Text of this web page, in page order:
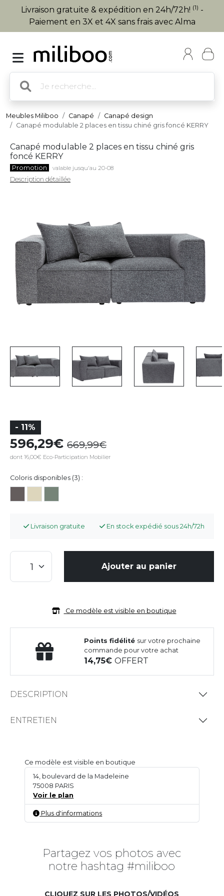
Livraison gratuite & expédition en 24h/72h! (1) -
Paiement en 3X et 4X sans frais avec Alma
Meubles Miliboo Canapé
Canapé design
Canapé modulable 2 places en tissu chiné gris foncé KERRY
Canapé modulable 2 places en tissu chiné gris
foncé KERRY
Promotion valable jusqu'au 20-08
Description détaillée
- 11%
596,29 669,99
dont 16,00€ Eco-Participation Mobilier
Coloris disponibles (3) :
Livraison gratuite En stock expédié sous 24h/72h
Ajouter au panier
Ce modèle est visible en boutique
Points fidélité sur votre prochaine
commande pour votre achat
14,75OFFERT
DESCRIPTION
ENTRETIEN
Ce modèle est visible en boutique
14, boulevard de la Madeleine
75008 PARIS
Voir le plan
Plus d'informations
Partagez vos photos avec
notre hashtag #miliboo
CLIQUEZ SUR LES PHOTOS/VIDÉOS